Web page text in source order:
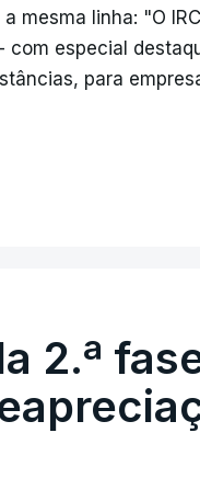
mesma linha: "O
especial
para
2.ª